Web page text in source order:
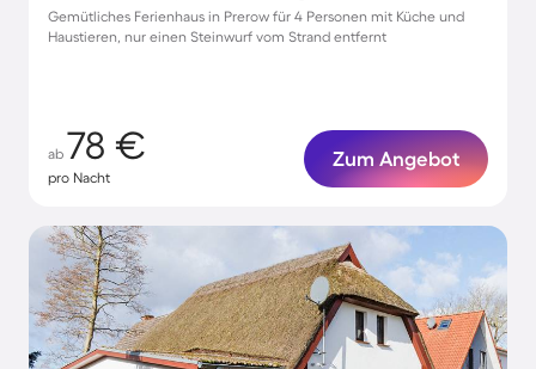
Gemütliches Ferienhaus in Prerow für 4 Personen mit Küche und
Haustieren, nur einen Steinwurf vom Strand entfernt
ab 78 €
pro Nacht
Zum Angebot